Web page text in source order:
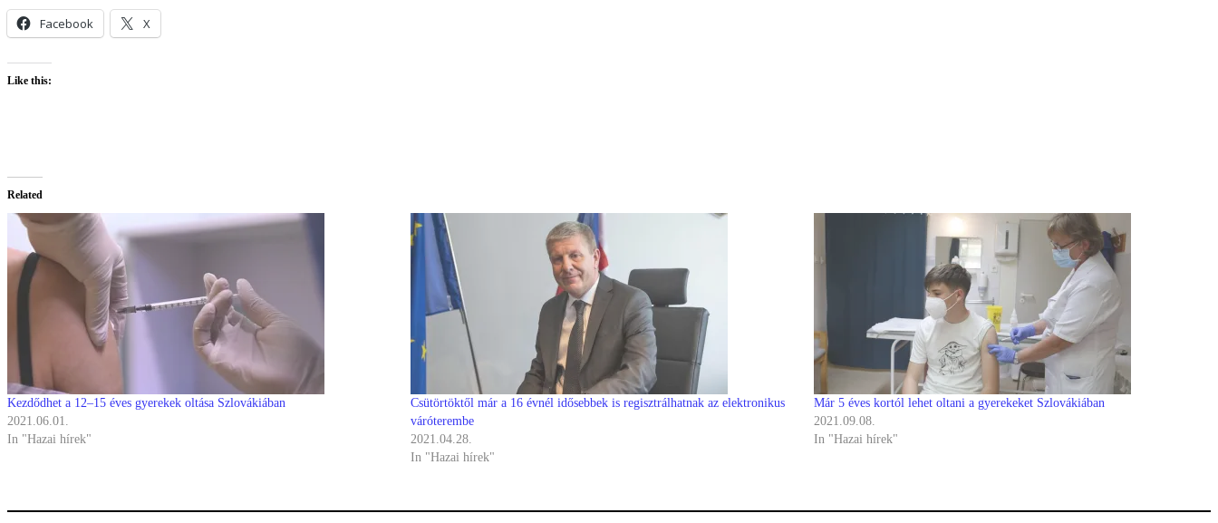
Facebook X
Like this:
Related
Kezdődhet a 12–15 éves gyerekek oltása Szlovákiában
2021.06.01.
In "Hazai hírek"
Csütörtöktől már a 16 évnél idősebbek is regisztrálhatnak az elektronikus
váróterembe
2021.04.28.
In "Hazai hírek"
Már 5 éves kortól lehet oltani a gyerekeket Szlovákiában
2021.09.08.
In "Hazai hírek"